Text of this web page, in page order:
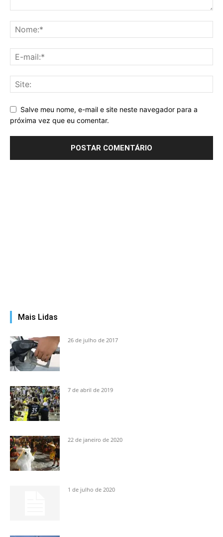
Salve meu nome, e-mail e site neste navegador para a
próxima vez que eu comentar.
Mais Lidas
26 de julho de 2017
7 de abril de 2019
22 de janeiro de 2020
1 de julho de 2020